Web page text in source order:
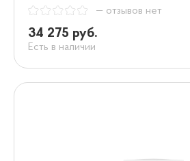
— отзывов нет
34 275 руб.
Есть в наличии